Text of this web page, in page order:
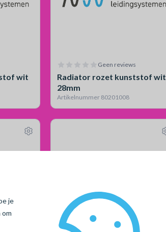
je
wit
Geen reviews
Radiator rozet kunststof wit
28mm
Artikelnummer 80201008